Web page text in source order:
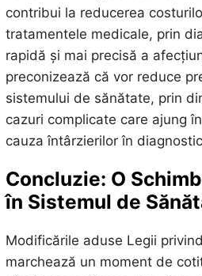
contribui la reducerea
tratamentele medicale, prin
rapidă și mai precisă a
preconizează că vor reduce
sistemului de sănătate, prin
cazuri complicate care ajung
cauza întârzierilor în
Concluzie: O
în Sistemul de
Modificările aduse Legii
marchează un moment de